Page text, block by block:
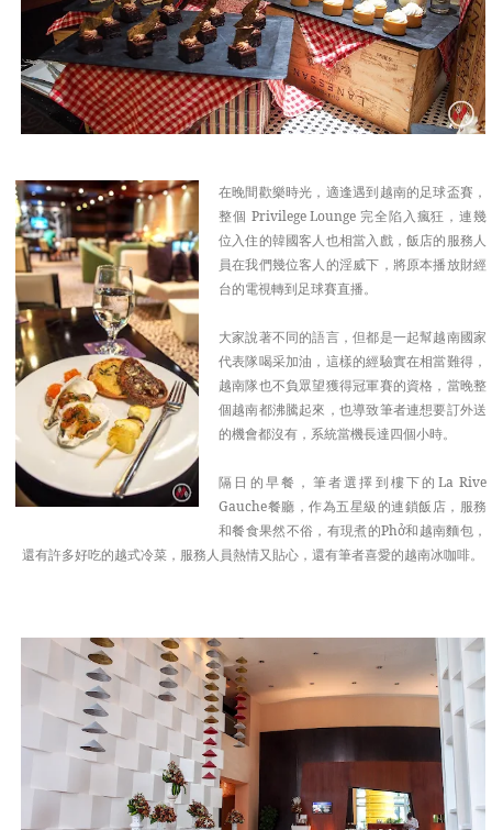
在晚間歡樂時光，適逢遇到越南的足球盃賽，
整個 Privilege Lounge 完全陷入瘋狂，連幾
位入住的韓國客人也相當入戲，飯店的服務人
員在我們幾位客人的淫威下，將原本播放財經
台的電視轉到足球賽直播。
大家說著不同的語言，但都是一起幫越南國家
代表隊喝采加油，這樣的經驗實在相當難得，
越南隊也不負眾望獲得冠軍賽的資格，當晚整
個越南都沸騰起來，也導致筆者連想要訂外送
的機會都沒有，系統當機長達四個小時。
隔日的早餐，筆者選擇到樓下的La Rive
Gauche餐廳，作為五星級的連鎖飯店，服務
和餐食果然不俗，有現煮的Phở和越南麵包，
還有許多好吃的越式冷菜，服務人員熱情又貼心，還有筆者喜愛的越南冰咖啡。